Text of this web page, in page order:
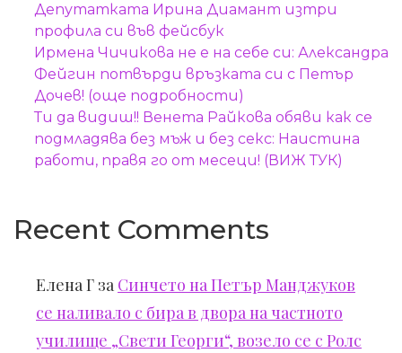
Депутатката Ирина Диамант изтри
профила си във фейсбук
Ирмена Чичикова не е на себе си: Александра
Фейгин потвърди връзката си с Петър
Дочев! (още подробности)
Ти да видиш!! Венета Райкова обяви как се
подмладява без мъж и без секс: Наистина
работи, правя го от месеци! (ВИЖ ТУК)
Recent Comments
Елена Г за Синчето на Петър Манджуков
се наливало с бира в двора на частното
училище „Свети Георги“, возело се с Ролс